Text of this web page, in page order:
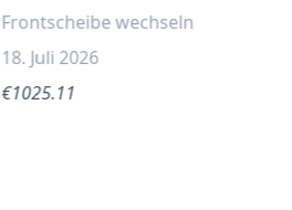
Frontscheibe wechseln
18. Juli 2026
€1025.11